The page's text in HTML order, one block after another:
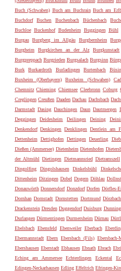
Buch (Schwaben) Buch am Buchrain Buch am
Buchdorf
Buchen Buchenbach Büchenbach
Buchloe Buckenhof Budenheim Buggingen Bühl
Burgau
Burgberg im Allgäu Burgbernheim
Burgheim
Burgkirchen an der Alz Burgkunstadt
Burgpreppach Burgrieden Burgsalach Burgsinn
Burk
Burkardroth Burladingen Burtenbach
Buxheim (Oberbayern)
Buxheim (Schwaben)
Chemnitz Chieming Chiemsee Cleebronn Coburg
Creglingen Creußen Daaden Dachau Dachsbach
Darmstadt Dasing Dauchingen Daun Dautmergen
Deggingen
Deidesheim Deilingen Deining
Denkendorf Denkingen Denklingen Dentlein am
Dettenheim
Dettighofen Dettingen Deuerling
Dießen (Ammersee) Dietenheim Dietenhofen
der Altmühl Dietingen Dietmannsried Dietramszell
Dingolfing
Dingolshausen Dinkelsbühl
Dittenheim Ditzingen Dobel Dogern Döhlau
Donauwörth Donnersdorf Donzdorf Dorfen Dörfles-
Dornhan Dornstadt Dornstetten Dortmund Dörzbach
Drackenstein Dresden Duggendorf Duisburg
Durlangen Dürmentingen Durmersheim Dürnau
Ebelsbach Ebensfeld Ebenweiler Eberbach
Ebermannstadt Ebern Ebersbach (Fils) Ebersbach-
Ebershausen Eberstadt Ebhausen Ebnath Ebrach
Eching am Ammersee
Echterdingen Eckental
Edingen-Neckarhausen Edling Effeltrich Efringen-